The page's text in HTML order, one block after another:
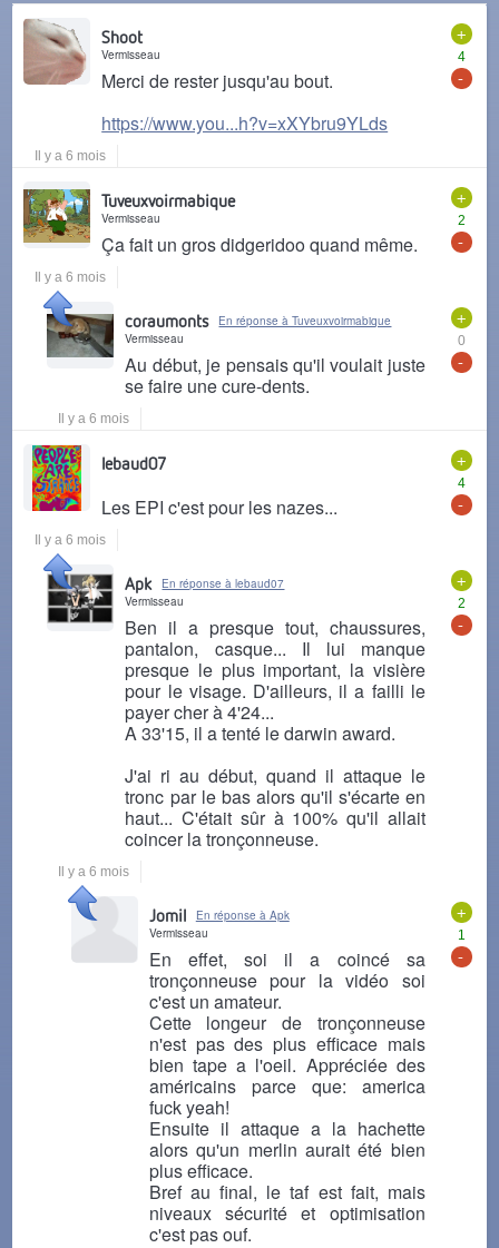
+
4
-
Shoot
Vermisseau
Merci de rester jusqu'au bout.
https://www.you...h?v=xXYbru9YLds
Il y a 6 mois
+
2
-
Tuveuxvoirmabique
Vermisseau
Ça fait un gros didgeridoo quand même.
Il y a 6 mois
+
0
-
coraumonts
En réponse à Tuveuxvoirmabique
Vermisseau
Au début, je pensais qu'il voulait juste
se faire une cure-dents.
Il y a 6 mois
+
4
-
lebaud07
Les EPI c'est pour les nazes...
Il y a 6 mois
+
2
-
Apk
En réponse à lebaud07
Vermisseau
Ben il a presque tout, chaussures,
pantalon, casque... Il lui manque
presque le plus important, la visière
pour le visage. D'ailleurs, il a failli le
payer cher à 4'24...
A 33'15, il a tenté le darwin award.
J'ai ri au début, quand il attaque le
tronc par le bas alors qu'il s'écarte en
haut... C'était sûr à 100% qu'il allait
coincer la tronçonneuse.
Il y a 6 mois
+
1
-
Jomil
En réponse à Apk
Vermisseau
En effet, soi il a coincé sa
tronçonneuse pour la vidéo soi
c'est un amateur.
Cette longeur de tronçonneuse
n'est pas des plus efficace mais
bien tape a l'oeil. Appréciée des
américains parce que: america
fuck yeah!
Ensuite il attaque a la hachette
alors qu'un merlin aurait été bien
plus efficace.
Bref au final, le taf est fait, mais
niveaux sécurité et optimisation
c'est pas ouf.